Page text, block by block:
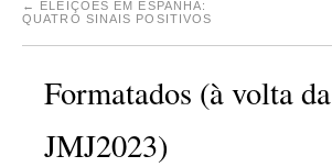
←
ELEIÇÕES EM ESPANHA:
QUATRO SINAIS POSITIVOS
Formatados (à volta da
JMJ2023)